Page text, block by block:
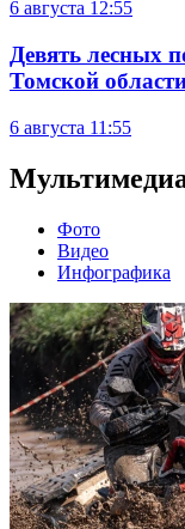
6 августа 12:55
Девять лесных
Томской
6 августа 11:55
Фото
Видео
Инфографика